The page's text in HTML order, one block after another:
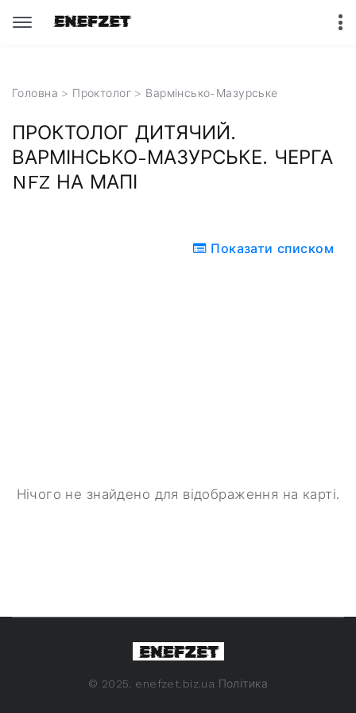
Головна > Проктолог > Вармінсько-Мазурське
ПРОКТОЛОГ ДИТЯЧИЙ.
ВАРМІНСЬКО-МАЗУРСЬКЕ. ЧЕРГА
NFZ НА МАПІ
Показати списком
Нічого не знайдено для відображення на карті.
© 2025. enefzet.biz.ua Політика